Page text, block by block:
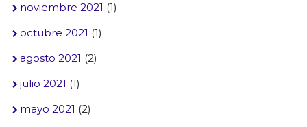
noviembre 2021 (1)
octubre 2021 (1)
agosto 2021 (2)
julio 2021 (1)
mayo 2021 (2)